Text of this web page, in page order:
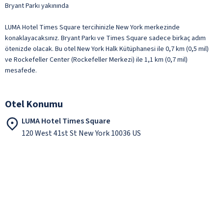
Bryant Parkı yakınında
LUMA Hotel Times Square tercihinizle New York merkezinde
konaklayacaksınız. Bryant Parkı ve Times Square sadece birkaç adım
ötenizde olacak. Bu otel New York Halk Kütüphanesi ile 0,7 km (0,5 mil)
ve Rockefeller Center (Rockefeller Merkezi) ile 1,1 km (0,7 mil)
mesafede.
Otel Konumu
LUMA Hotel Times Square
120 West 41st St New York 10036 US